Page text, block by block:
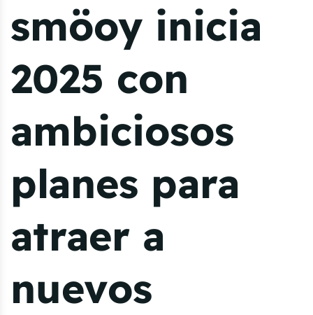
smöoy inicia
2025 con
ambiciosos
planes para
atraer a
nuevos